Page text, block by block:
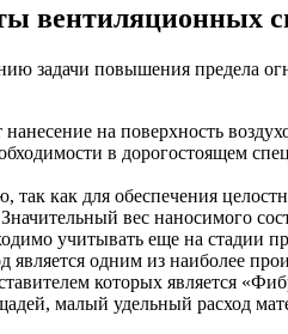
вентиляционных
задачи повышения предела
нанесение на поверхность
в дорогостоящем
так как для обеспечения
вес наносимого
учитывать еще на стадии
является одним из наиболее
которых является
малый удельный расход